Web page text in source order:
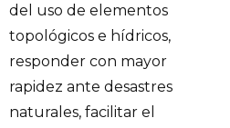
del uso de elementos
topológicos e hídricos,
responder con mayor
rapidez ante desastres
naturales, facilitar el